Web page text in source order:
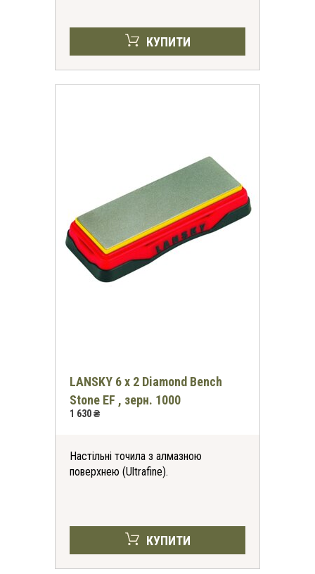
КУПИТИ
LANSKY 6 x 2 Diamond Bench
Stone EF , зерн. 1000
1 630 ₴
Настільні точила з алмазною
поверхнею (Ultrafine).
КУПИТИ